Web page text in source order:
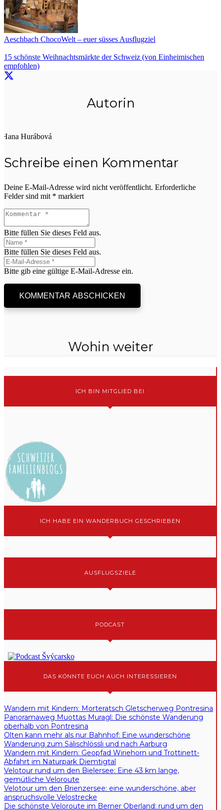
Aeschbach ChocoWelt – euer süsses Ausflugziel
15 schönste Weihnachtsmärkte der Schweiz (von Einheimischen
empfohlen)
Autorin
Hana Hurábová
Schreibe einen Kommentar
Deine E-Mail-Adresse wird nicht veröffentlicht. Erforderliche
Felder sind mit * markiert
Bitte füllen Sie dieses Feld aus.
Bitte füllen Sie dieses Feld aus.
Bitte gib eine gültige E-Mail-Adresse ein.
KOMMENTAR ABSCHICKEN
Wohin weiter
ICH BIN MITGLIED BEI
ICH HABE EIN WANDERBUCH GESCHRIEBEN
AUSFLUGSZIELE
PODCAST
DAS KÖNNTE EUCH AUCH INTERESSIEREN
Wandern mit Kindern: Morteratsch Gletscherweg Pontresina
Panoramaweg Muottas Muragl: Die schönste Wanderung
oberhalb von Pontresina
Olten kann mehr als nur Bahnhof: Eine wunderschöne
Wanderung zum Sälischlössli und nach Aarburg
Wandern mit Kindern: Geopfad Wiriehorn und Trottinett-
Abfahrt im Naturpark Diemtigtal
Velotour rund um den Bielersee: Eine 43 km lange,
gemütliche Veloroute
Velotour um den Brienzersee: eine wunderschöne, aber
anspruchsvolle Velostrecke
Die schönste Veloroute im Berner Oberland: rund um den